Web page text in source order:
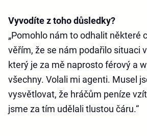
Vyvodíte z toho důsledky?
„Pomohlo nám to odhalit některé
věřím, že se nám podařilo situaci
který je za mě naprosto férový a
všechny. Volali mi agenti. Musel
vysvětlovat, že hráčům peníze
jsme za tím udělali tlustou čáru.“